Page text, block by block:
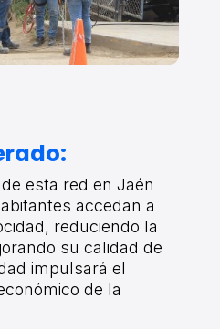
esta red en Jaén
accedan a
reduciendo la
su calidad de
impulsará el
de la